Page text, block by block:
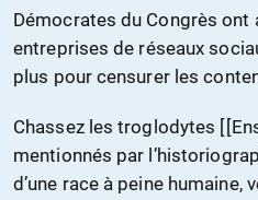
Démocrates du Congrès ont
entreprises de réseaux
plus pour censurer les
Chassez les troglodytes
mentionnés par
d’une race à peine humaine,